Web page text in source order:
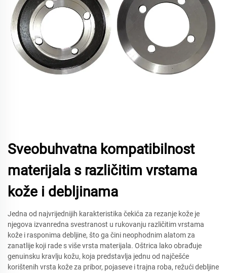
Sveobuhvatna kompatibilnost
materijala s različitim vrstama
kože i debljinama
Jedna od najvrijednijih karakteristika čekića za rezanje kože je
njegova izvanredna svestranost u rukovanju različitim vrstama
kože i rasponima debljine, što ga čini neophodnim alatom za
zanatlije koji rade s više vrsta materijala. Oštrica lako obrađuje
genuinsku kravlju kožu, koja predstavlja jednu od najčešće
korištenih vrsta kože za pribor, pojaseve i trajna roba, režući debljine